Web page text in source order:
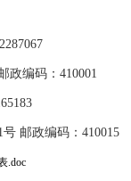
编码：410001
邮政编码：410015
.doc